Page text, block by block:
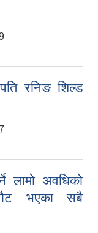
रनिङ शिल्ड
लामो अवधिको
भएका सबै